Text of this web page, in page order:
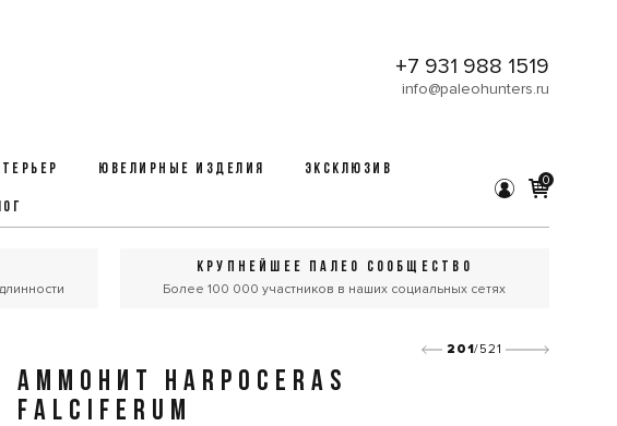
+7 931 988 1519
info@paleohunters.ru
ЮВЕЛИРНЫЕ ИЗДЕЛИЯ ЭКСКЛЮЗИВ
0
КРУПНЕЙШЕЕ ПАЛЕО СООБЩЕСТВО
Более 100 000 участников в наших социальных сетях
201/521
АММОНИТ HARPOCERAS
FALCIFERUM